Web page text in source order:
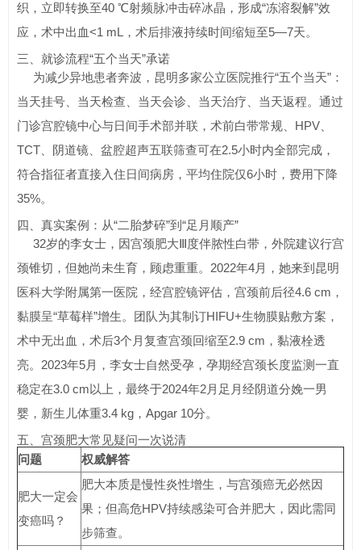
织，立即转换至40 ℃射频脉冲击碎冰晶，形成“冻溶裂解”效
应，术中出血<1 mL，术后排液持续时间缩短至5—7天。
三、就诊流程“五个当天”承诺
为减少异地患者奔波，昆明多家公立医院推行“五个当天”：
当天挂号、当天检查、当天会诊、当天治疗、当天返程。通过
门诊宫腔镜中心与日间手术部并联，术前白带常规、HPV、
TCT、阴道镜、盆腔超声五联筛查可在2.5小时内全部完成，
符合指征者直接入住日间病房，平均住院仅6小时，费用下降
35%。
四、真实案例：从“二胎梦碎”到“足月顺产”
32岁的李女士，因宫颈肥大Ⅲ度伴脓性白带，外院建议行宫
颈锥切，但她尚未生育，顾虑重重。2022年4月，她来到昆明
医科大学附属第一医院，经宫腔镜评估，宫颈前后径4.6 cm，
黏膜呈“草莓样”增生。团队为其制订HIFU+生物膜贴敷方案，
术中无出血，术后3个月复查宫颈回缩至2.9 cm，黏液栓透
亮。2023年5月，李女士自然受孕，孕期经宫颈长度监测一直
稳定在3.0 cm以上，最终于2024年2月足月经阴道分娩一男
婴，新生儿体重3.4 kg，Apgar 10分。
五、宫颈肥大常见疑问一次说清
问题
权威解答
肥大一定会
变癌吗？
肥大本质是慢性炎性增生，与宫颈癌无必然因
果；但高危HPV持续感染可合并肥大，因此需同
步筛查。